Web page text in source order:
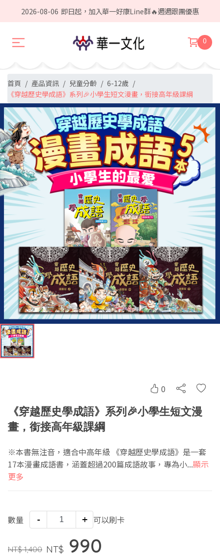
2026-08-06 即日起，加入華一好康Line群🔥週週跟團優惠
0
首頁 產品資訊 兒童分齡
6-12歲
《穿越歷史學成語》系列🎉小學生短文漫畫，銜接高年級課綱
0
《穿越歷史學成語》系列🎉小學生短文漫
畫，銜接高年級課綱
※本書無注音，適合中高年級 《穿越歷史學成語》是一套
17本漫畫成語書，涵蓋超過200篇成語故事，專為小...顯示
更多
數量 - + 可以刷卡
NT$1,400 NT$ 990